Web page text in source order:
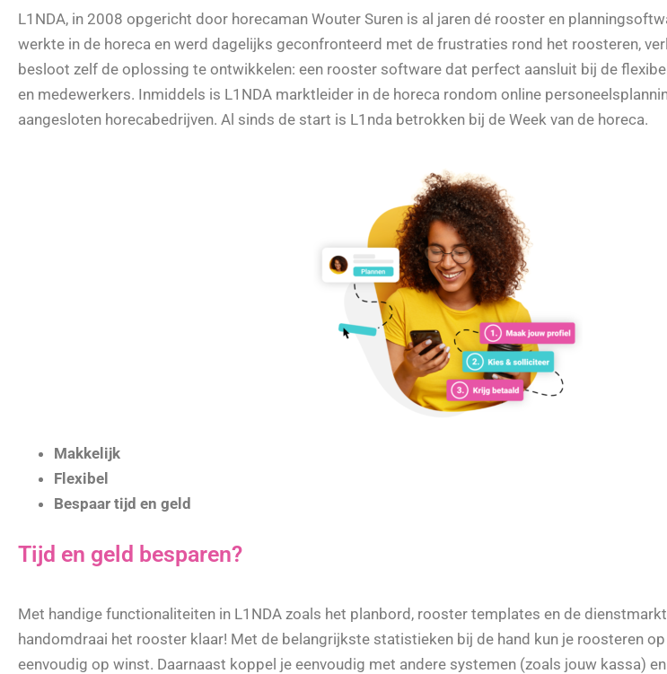
L1NDA, in 2008 opgericht door horecaman Wouter Suren is al jaren dé rooster en
werkte in de horeca en werd dagelijks geconfronteerd met de frustraties rond het roosteren,
besloot zelf de oplossing te ontwikkelen: een rooster software dat perfect aansluit bij de
en medewerkers. Inmiddels is L1NDA marktleider in de horeca rondom online
aangesloten horecabedrijven. Al sinds de start is L1nda betrokken bij de Week van de horeca.
Makkelijk
Flexibel
Bespaar tijd en geld
Tijd en geld besparen?
Met handige functionaliteiten in L1NDA zoals het planbord, rooster templates en de
handomdraai het rooster klaar! Met de belangrijkste statistieken bij de hand kun je roosteren
eenvoudig op winst. Daarnaast koppel je eenvoudig met andere systemen (zoals jouw kassa)